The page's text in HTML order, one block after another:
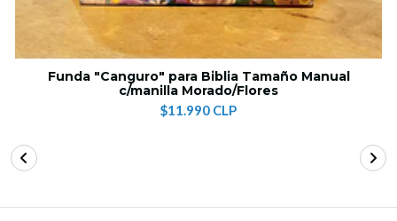
Funda "Canguro" para Biblia Tamaño Manual
c/manilla Morado/Flores
$11.990 CLP